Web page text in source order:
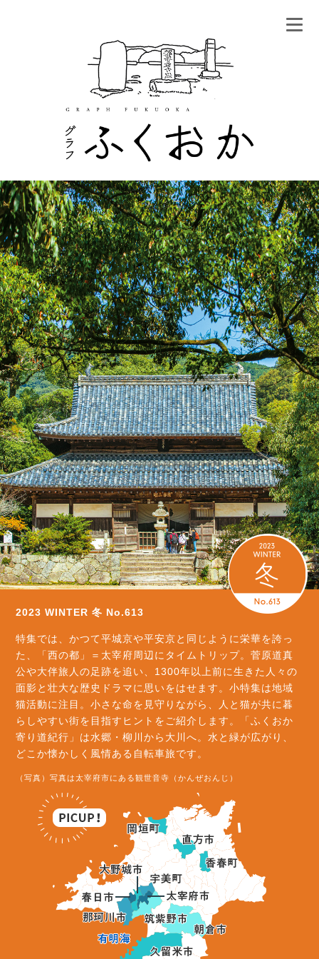
2023 WINTER 冬 No.613
特集では、かつて平城京や平安京と同じように栄華を誇っ
た、「西の都」＝太宰府周辺にタイムトリップ。菅原道真
公や大伴旅人の足跡を追い、1300年以上前に生きた人々の
面影と壮大な歴史ドラマに思いをはせます。小特集は地域
猫活動に注目。小さな命を見守りながら、人と猫が共に暮
らしやすい街を目指すヒントをご紹介します。「ふくおか
寄り道紀行」は水郷・柳川から大川へ。水と緑が広がり、
どこか懐かしく風情ある自転車旅です。
（写真）写真は太宰府市にある観世音寺（かんぜおんじ）